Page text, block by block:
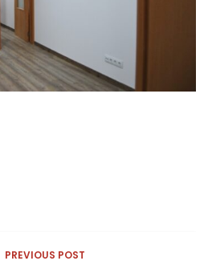
PREVIOUS POST